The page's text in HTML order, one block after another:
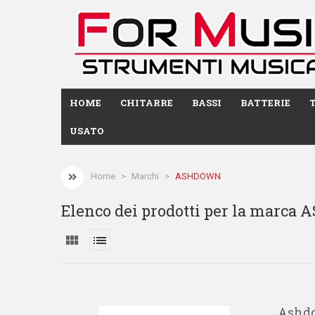
HOME CHITARRE BASSI BATTERIE
USATO
Home Marchi ASHDOWN
Elenco dei prodotti per la marca
view_module list